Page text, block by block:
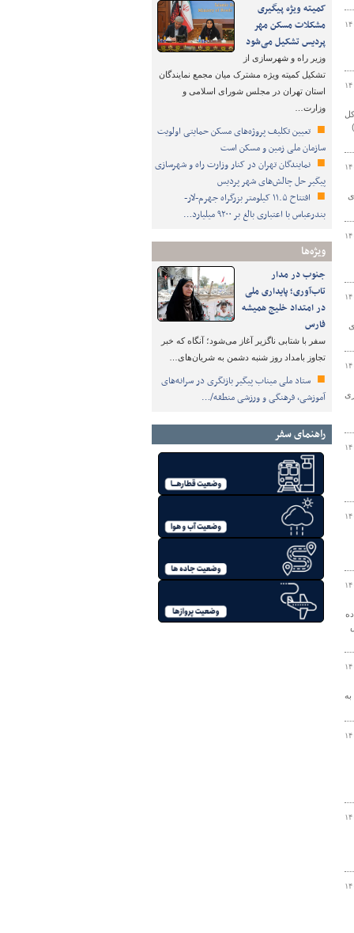
کمیته ویژه پیگیری
مشکلات مسکن مهر
پردیس تشکیل می‌شود
وزیر راه و شهرسازی از
تشکیل کمیته ویژه مشترک میان مجمع نمایندگان
استان تهران در مجلس شورای اسلامی و
وزارت…
تعیین تکلیف پروژه‌های مسکن حمایتی اولویت
سازمان ملی زمین و مسکن است
نمایندگان تهران در کنار وزارت راه و شهرسازی
پیگیر حل چالش‌های شهر پردیس
افتتاح ۱۱.۵ کیلومتر بزرگراه جهرم-لار-
بندرعباس با اعتباری بالغ بر ۹۲۰۰ میلیارد…
ویژه‌ها
جنوب در مدار
تاب‌آوری؛ پایداری ملی
در امتداد خلیج همیشه
فارس
سفر با شتابی ناگزیر آغاز می‌شود؛ آنگاه که خبر
تجاوز بامداد روز شنبه دشمن به شریان‌های…
ستاد ملی میناب پیگیر بازنگری در سرانه‌های
آموزشی، فرهنگی و ورزشی منطقه/…
راهنمای سفر
به